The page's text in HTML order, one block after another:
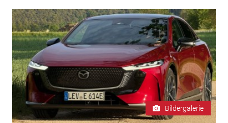
Bildergalerie